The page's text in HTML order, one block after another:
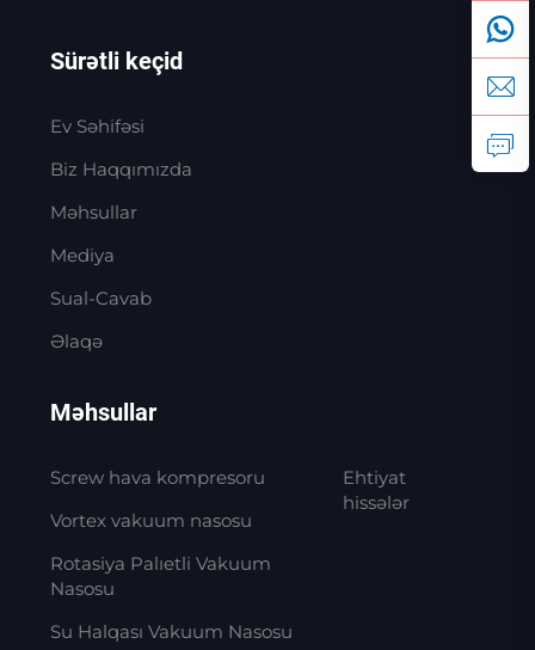
Sürətli keçid
Ev Səhifəsi
Biz Haqqımızda
Məhsullar
Mediya
Sual-Cavab
Əlaqə
Məhsullar
Screw hava kompresoru
Vortex vakuum nasosu
Rotasiya Palıetli Vakuum
Nasosu
Su Halqası Vakuum Nasosu
Ehtiyat
hissələr